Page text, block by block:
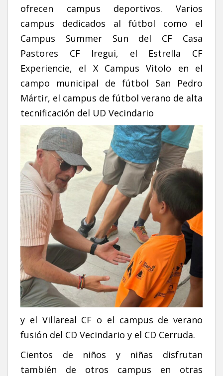
ofrecen campus deportivos. Varios
campus dedicados al fútbol como el
Campus Summer Sun del CF Casa
Pastores CF Iregui, el Estrella CF
Experiencie, el X Campus Vitolo en el
campo municipal de fútbol San Pedro
Mártir, el campus de fútbol verano de alta
tecnificación del UD Vecindario
y el Villareal CF o el campus de verano
fusión del CD Vecindario y el CD Cerruda.
Cientos de niños y niñas disfrutan
también de otros campus en otras